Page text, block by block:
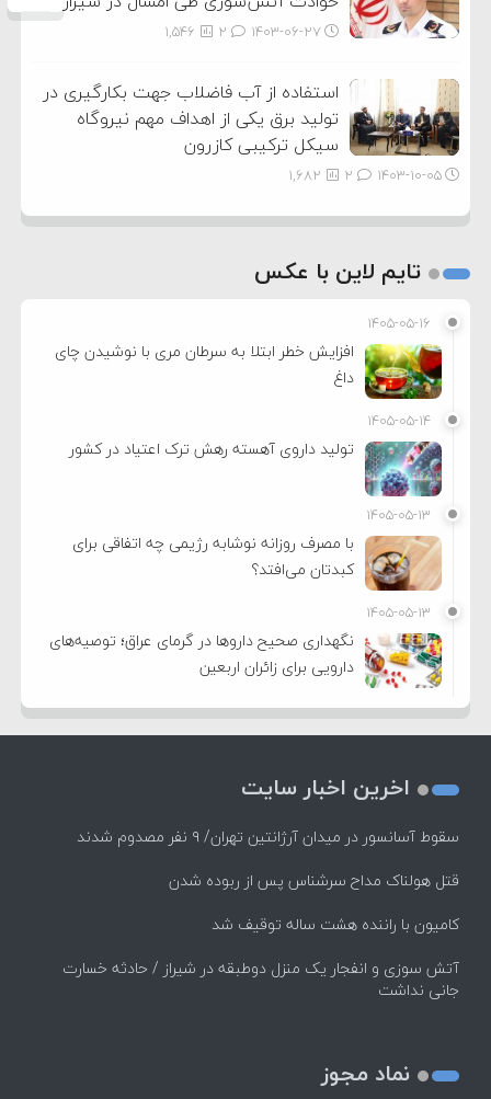
۱۴۰۳-۰۶-۲۷ 1,546
استفاده از آب فاضلاب جهت بکارگیری در
تولید برق یکی از اهداف مهم نیروگاه
سیکل ترکیبی کازرون
۱۴۰۳-۱۰-۰۵ 1,682
تایم لاین با عکس
۱۴۰۵-۰۵-۱۶
افزایش خطر ابتلا به سرطان مری با نوشیدن چای
داغ
۱۴۰۵-۰۵-۱۴
تولید داروی آهسته رهش ترک اعتیاد در کشور
۱۴۰۵-۰۵-۱۳
با مصرف روزانه نوشابه رژیمی چه اتفاقی برای
کبدتان می‌افتد؟
۱۴۰۵-۰۵-۱۳
نگهداری صحیح داروها در گرمای عراق؛ توصیه‌های
دارویی برای زائران اربعین
اخرین اخبار سایت
سقوط آسانسور در میدان آرژانتین تهران/ ۹ نفر مصدوم شدند
قتل هولناک مداح سرشناس پس از ربوده شدن
کامیون با راننده هشت ساله توقیف شد
آتش سوزی و انفجار یک منزل دوطبقه در شیراز / حادثه خسارت
جانی نداشت
نماد مجوز